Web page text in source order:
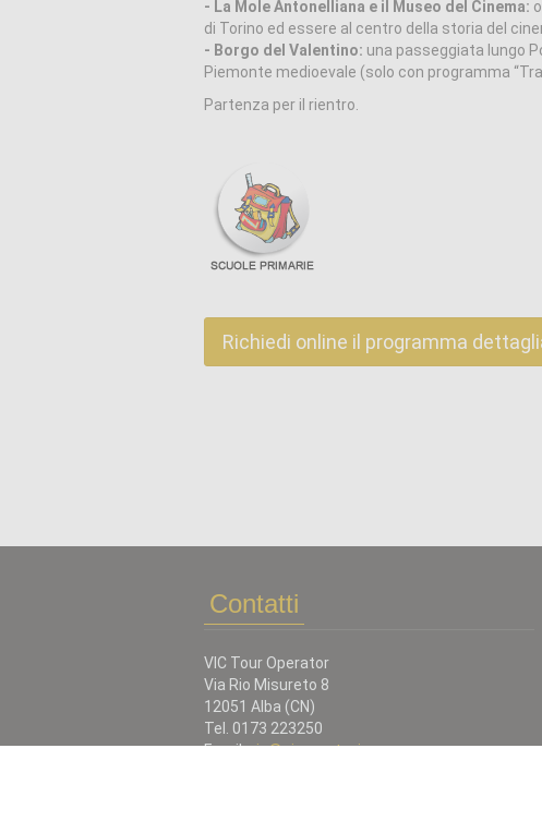
- La Mole Antonelliana e il Museo del Cinema:
di Torino ed essere al centro della storia del
- Borgo del Valentino: una passeggiata lungo
Piemonte medioevale (solo con programma
Partenza per il rientro.
Richiedi online il programma
Contatti
VIC Tour Operator
Via Rio Misureto 8
12051 Alba (CN)
Tel. 0173 223250
Email:vic@piemontevic.com